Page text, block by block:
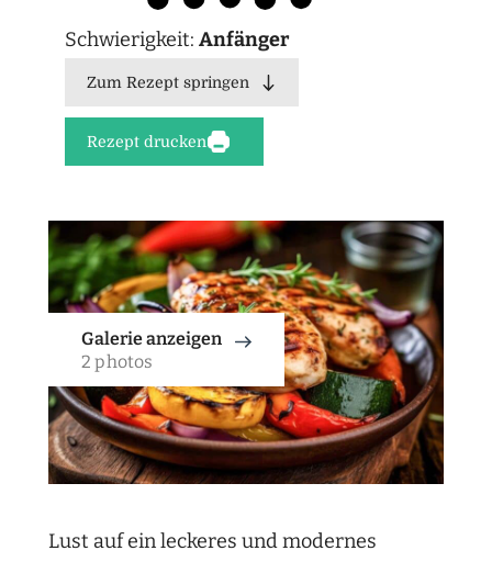
Schwierigkeit: Anfänger
Zum Rezept springen
Rezept drucken
Galerie anzeigen
2 photos
Lust auf ein leckeres und modernes